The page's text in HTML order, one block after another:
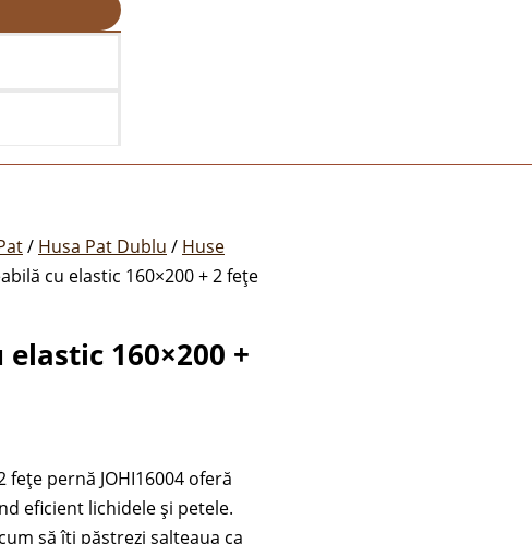
/ Husa Pat Dublu / Huse
cu elastic 160×200 + 2 fețe
160×200 +
pernă JOHI16004 oferă
eficient lichidele și petele.
să îți păstrezi salteaua ca